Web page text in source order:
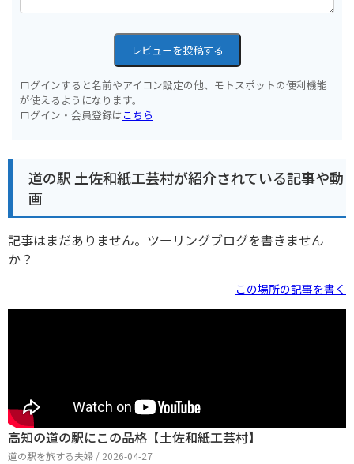
レビューを投稿する
ログインすると名前やアイコン設定の他、モトスポットの便利機能
が使えるようになります。
ログイン・会員登録はこちら
道の駅 土佐和紙工芸村が紹介されている記事や動
画
記事はまだありません。ツーリングブログを書きません
か？
この場所の記事を書く
高知の道の駅にこの品格【土佐和紙工芸村】
道の駅を旅する夫婦 / 2026-04-27